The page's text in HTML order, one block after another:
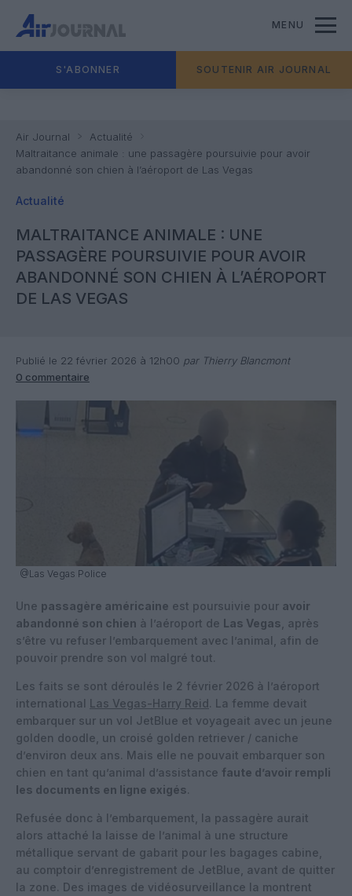
MENU
S'ABONNER SOUTENIR AIR JOURNAL
Air Journal
Actualité
Maltraitance animale : une passagère poursuivie pour avoir
abandonné son chien à l’aéroport de Las Vegas
Actualité
MALTRAITANCE ANIMALE : UNE
PASSAGÈRE POURSUIVIE POUR AVOIR
ABANDONNÉ SON CHIEN À L’AÉROPORT
DE LAS VEGAS
Publié le 22 février 2026 à 12h00 par Thierry Blancmont
0 commentaire
@Las Vegas Police
Une passagère américaine est poursuivie pour avoir
abandonné son chien à l’aéroport de Las Vegas , après
s’être vu refuser l’embarquement avec l’animal, afin de
pouvoir prendre son vol malgré tout.
Les faits se sont déroulés le 2 février 2026 à l’aéroport
international Las Vegas-Harry Reid. La femme devait
embarquer sur un vol JetBlue et voyageait avec un jeune
golden doodle, un croisé golden retriever / caniche
d’environ deux ans. Mais elle ne pouvait embarquer son
chien en tant qu’animal d’assistance faute d’avoir rempli
les documents en ligne exigés.
Refusée donc à l’embarquement, la passagère aurait
alors attaché la laisse de l’animal à une structure
métallique servant de gabarit pour les bagages cabine,
au comptoir d’enregistrement de JetBlue, avant de quitter
la zone. Des images de vidéosurveillance la montrent